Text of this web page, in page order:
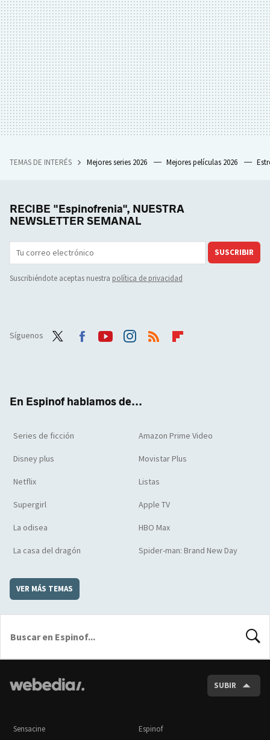
TEMAS DE INTERÉS Mejores series 2026 Mejores películas 2026
RECIBE "Espinofrenia", NUESTRA
NEWSLETTER SEMANAL
SUSCRIBIR
Suscribiéndote aceptas nuestra política de privacidad
Síguenos
En Espinof hablamos de...
Series de ficción Amazon Prime Video
Disney plus Movistar Plus
Netflix Listas
Supergirl Apple TV
La odisea HBO Max
La casa del dragón Spider-man: Brand New Day
VER MÁS TEMAS
SUBIR
Sensacine Espinof